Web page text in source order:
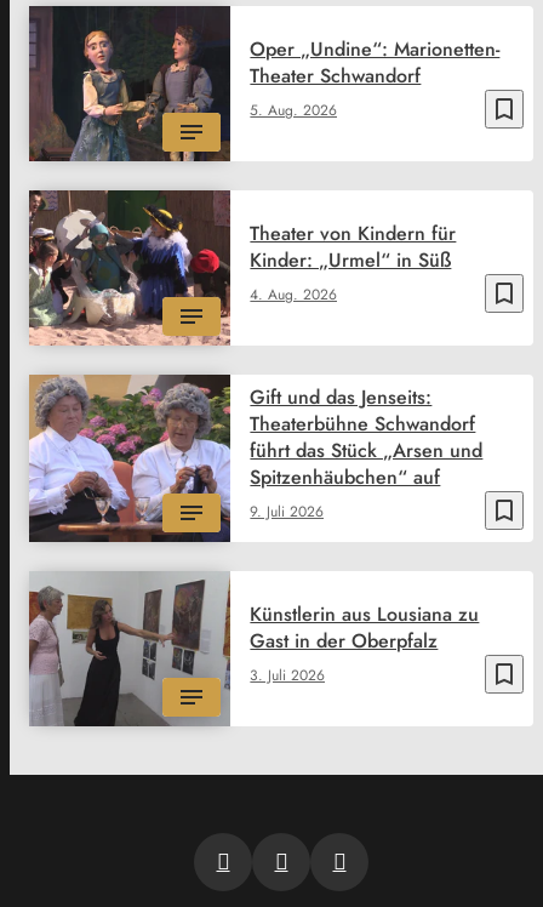
bookmark_border
5. Aug. 2026
Oper „Undine“: Marionetten-
Theater Schwandorf
bookmark_border
4. Aug. 2026
Theater von Kindern für
Kinder: „Urmel“ in Süß
bookmark_border
9. Juli 2026
Gift und das Jenseits:
Theaterbühne Schwandorf
führt das Stück „Arsen und
Spitzenhäubchen“ auf
bookmark_border
3. Juli 2026
Künstlerin aus Lousiana zu
Gast in der Oberpfalz